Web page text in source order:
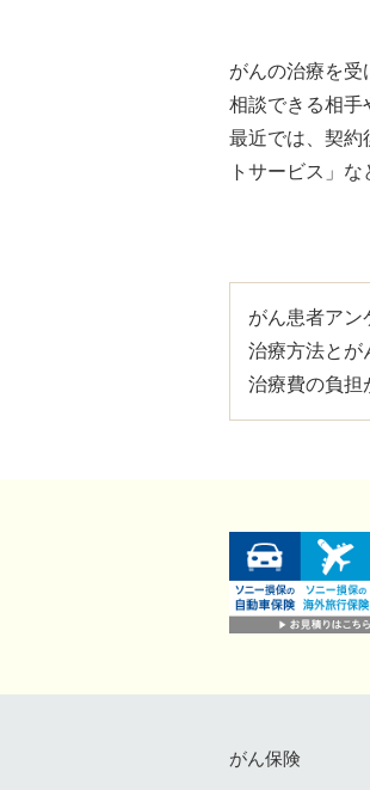
がんの治療を
相談できる相手
最近では、契約
トサービス」
がん患者アン
治療方法とが
治療費の負担
がん保険